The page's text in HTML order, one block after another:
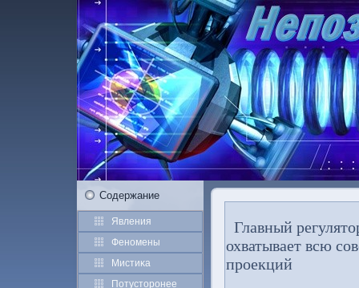
Содержание
Явления
Феномены
Мистиκа
Потустοрοнее
Главный
охватывает всю
проекций